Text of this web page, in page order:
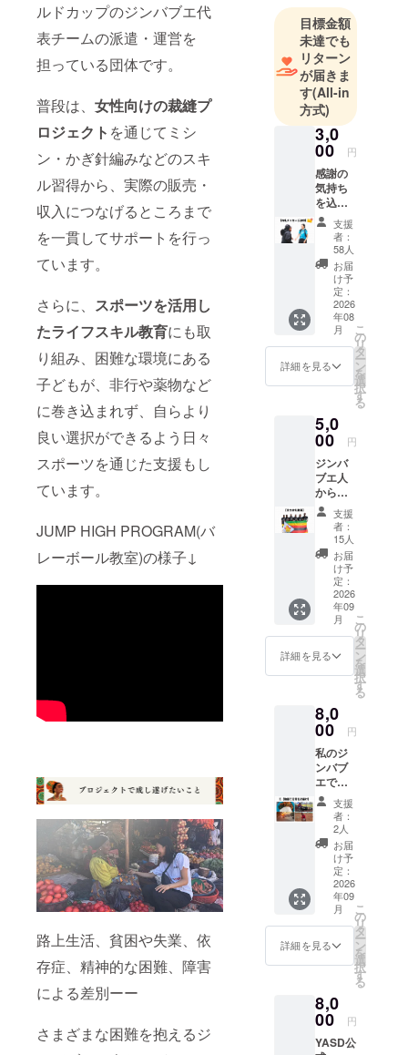
ルドカップのジンバブエ代
表チームの派遣・運営を
担っている団体です。
普段は、 女性向けの裁縫プ
ロジェクト を通じてミシ
ン・かぎ針編みなどのスキ
ル習得から、実際の販売・
収入につなげるところまで
を一貫してサポートを行っ
ています。
さらに、 スポーツを活用し
たライフスキル教育にも取
り組み、困難な環境にある
子どもが、非行や薬物など
に巻き込まれず、自らより
良い選択ができるよう日々
スポーツを通じた支援もし
ています。
JUMP HIGH PROGRAM(バ
レーボール教室)の様子↓
路上生活、貧困や失業、依
存症、精神的な困難、障害
による差別ーー
さまざまな困難を抱えるジ
問題に対応
するため
2005年に設
立され、子
どもや若者
に安全な環
境でスポー
ツを提供
し、早婚・
売春・薬
物・犯罪か
ら守る活動
を行ってい
目標金額
未達でも
リターン
が届きま
す(All-in
方式)
3,0
00 円
感謝の
気持ち
を込め
て、お
礼の
メッ
セージ
をお送
りしま
す。
支援
者：
58人
お届
け予
定：
2026
年08
月
詳細を見る
こ
の
リ
タ
ー
ン
を
選
択
す
る
5,0
00 円
ジンバ
ブエ人
からお
礼のお
言葉を
動画で
送らせ
ていた
だきま
す ※2分
程度。
後日、
メール
にて
YouTub
e限定公
をお送
りいた
しま
す。 ※
すべて
のリ
ターン
に、お
礼メッ
セージ
が含ま
れま
す。
支援
者：
15人
お届
け予
定：
2026
年09
月
詳細を見る
こ
の
リ
タ
ー
ン
を
選
択
す
る
8,0
00 円
私のジ
ンバブ
エでの
日々暮
らし
（食
事、通
勤路、
近所の
人との
交流）
を動
画・写
真でお
見せし
ます ※6
度。後
日、
メール
にて
支援
者：
2人
お届
け予
定：
2026
年09
月
詳細を見る
こ
の
リ
タ
ー
ン
を
選
択
す
る
8,0
00 円
YASD公